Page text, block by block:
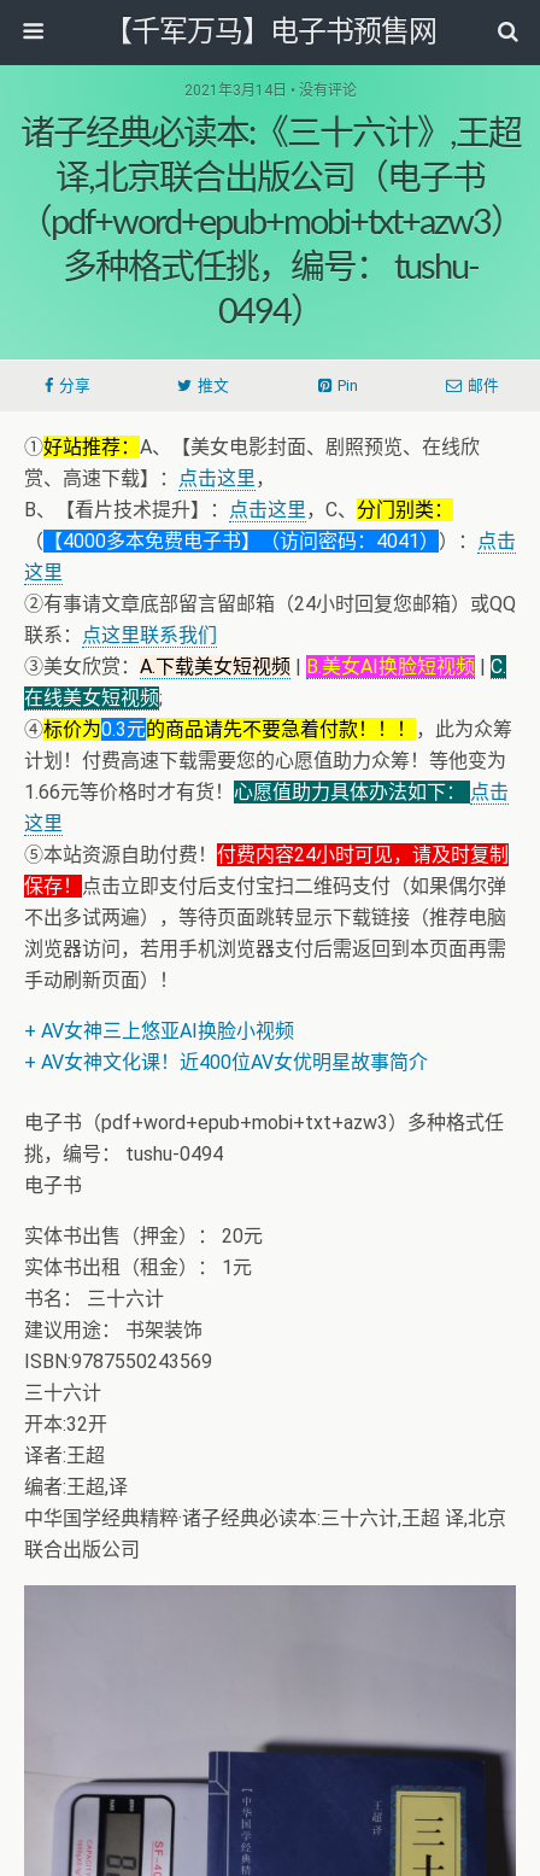
【千军万马】电子书预售网
2021年3月14日 • 没有评论
诸子经典必读本:《三十六计》,王超
译,北京联合出版公司（电子书
（pdf+word+epub+mobi+txt+azw3）
多种格式任挑，编号： tushu-
0494）
分享 推文 Pin 邮件
①好站推荐： A、【美女电影封面、剧照预览、在线欣
赏、高速下载】：
点击这里，
B、【看片技术提升】：
点击这里，C、 分门别类：
（ 【4000多本免费电子书】（访问密码：4041） ）：
点击
这里
②有事请文章底部留言留邮箱（24小时回复您邮箱）或QQ
联系：
点这里联系我们
③美女欣赏： A.下载美女短视频 | B.美女AI换脸短视频 | C.
在线美女短视频;
④标价为0.3元的商品请先不要急着付款！！！
，此为众筹
计划！付费高速下载需要您的心愿值助力众筹！等他变为
1.66元等价格时才有货！ 心愿值助力具体办法如下：
点击
这里
⑤本站资源自助付费！ 付费内容24小时可见，请及时复制
保存！
点击立即支付后支付宝扫二维码支付（如果偶尔弹
不出多试两遍），等待页面跳转显示下载链接（推荐电脑
浏览器访问，若用手机浏览器支付后需返回到本页面再需
手动刷新页面）！
+ AV女神三上悠亚AI换脸小视频
+ AV女神文化课！近400位AV女优明星故事简介
电子书（pdf+word+epub+mobi+txt+azw3）多种格式任
挑，编号： tushu-0494
电子书
实体书出售（押金）： 20元
实体书出租（租金）： 1元
书名： 三十六计
建议用途： 书架装饰
ISBN:9787550243569
三十六计
开本:32开
译者:王超
编者:王超,译
中华国学经典精粹·诸子经典必读本:三十六计,王超 译,北京
联合出版公司